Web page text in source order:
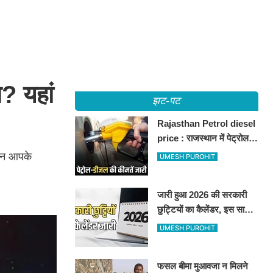
यहां
आपके
झट-पट
Rajasthan Petrol diesel
price : राजस्थान में पेट्रोल-
डीजल की कीमतें जारी, जानिए
UMESH PUROHIT
जारी हुआ 2026 की सरकारी
छुट्टियों का कैलेंडर, इस साल
कई बार मिलेगा लगातार
UMESH PUROHIT
फसल बीमा मुआवजा न मिलने